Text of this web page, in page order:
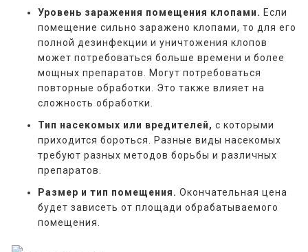
Уровень заражения помещения клопами. Если
помещение сильно заражено клопами, то для его
полной дезинфекции и уничтожения клопов
может потребоваться больше времени и более
мощных препаратов. Могут потребоваться
повторные обработки. Это также влияет на
сложность обработки.
Тип насекомых или вредителей, с которыми
приходится бороться. Разные виды насекомых
требуют разных методов борьбы и различных
препаратов.
Размер и тип помещения. Окончательная цена
будет зависеть от площади обрабатываемого
помещения.